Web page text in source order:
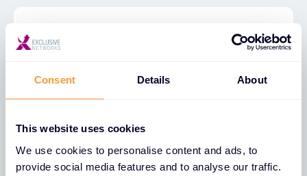
Consent Details About
This website uses cookies
We use cookies to personalise content and ads, to
provide social media features and to analyse our traffic.